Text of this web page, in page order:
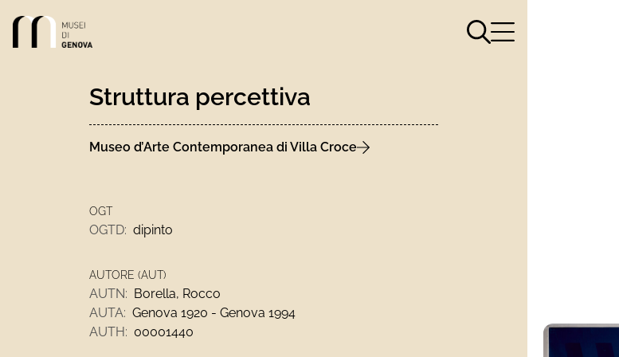
Link alla homepage Apri il menù di ricerca
Apri il menù di
Struttura percettiva
Museo d’Arte Contemporanea di Villa Croce
OGT
OGTD: dipinto
AUTORE (AUT)
AUTN: Borella, Rocco
AUTA: Genova 1920 - Genova 1994
AUTH: 00001440